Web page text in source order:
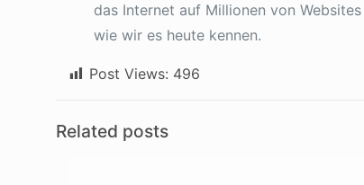
das Internet auf Millionen von
wie wir es heute kennen.
Post Views: 496
Related posts